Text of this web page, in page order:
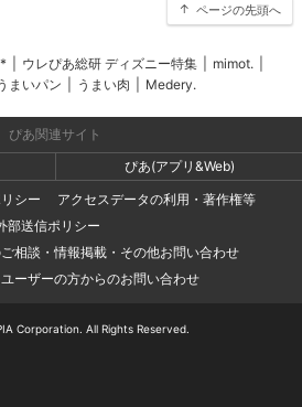
ページの先頭へ
ウレぴあ総研 ディズニー特集 mimot.
まいパン うまい肉 Medery.
ぴあ関連サイト
ぴあ(アプリ&Web)
シー
アクセスデータの利用・著作権等
部送信ポリシー
相談・情報掲載・その他お問い合わせ
ーザーの方からのお問い合わせ
Corporation. All Rights Reserved.